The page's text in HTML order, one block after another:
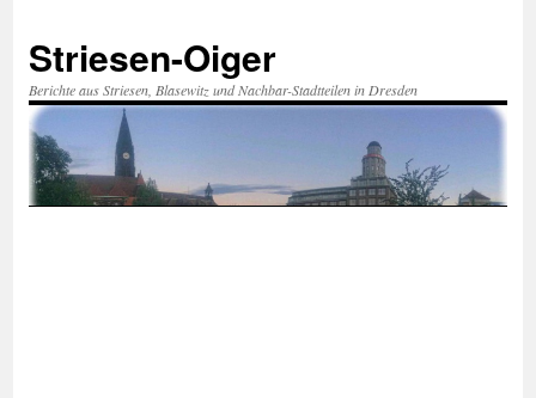
springen
Striesen-Oiger
Berichte aus Striesen, Blasewitz und Nachbar-Stadtteilen in Dresden